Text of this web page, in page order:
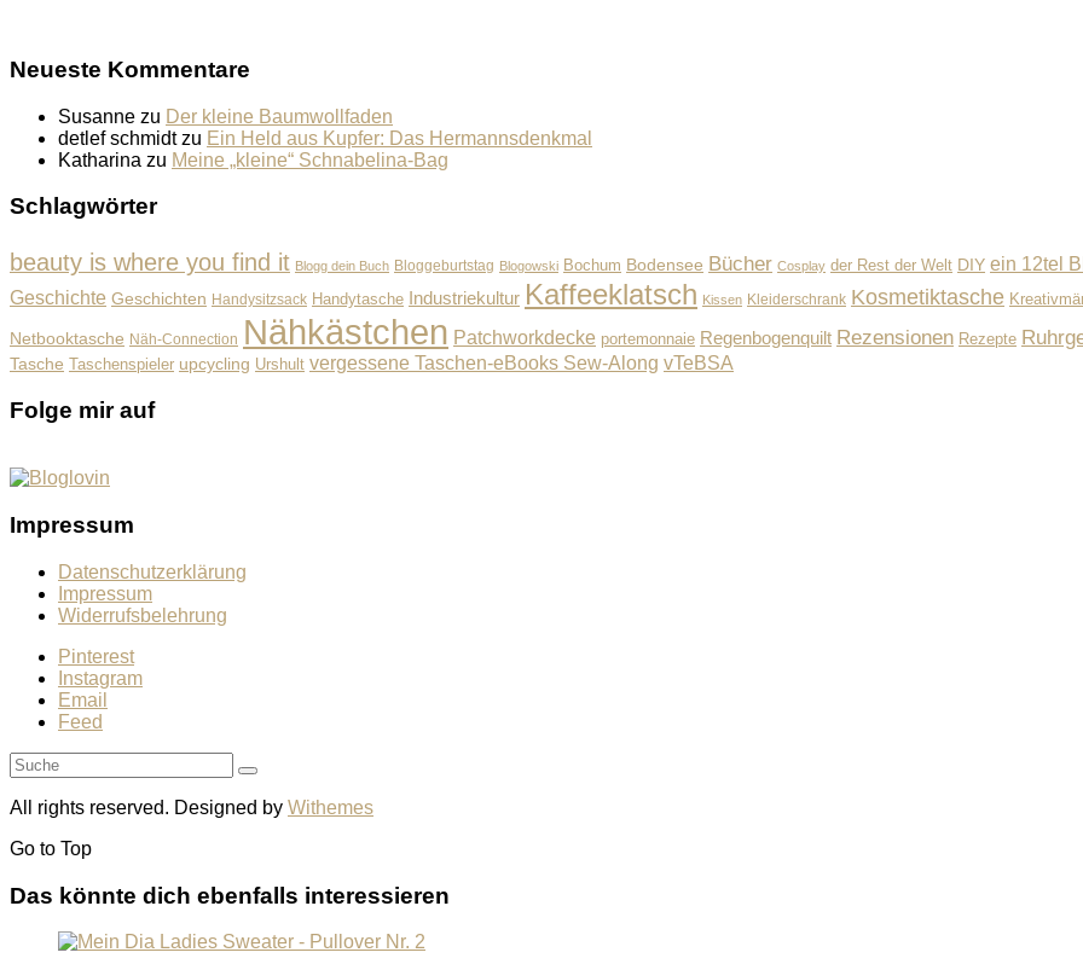
Neueste Kommentare
Susanne zu Der kleine Baumwollfaden
detlef schmidtzu Ein Held aus Kupfer: Das Hermannsdenkmal
Katharina zu Meine „kleine“ Schnabelina-Bag
Schlagwörter
beauty is where you find it Blogg dein Buch Bloggeburtstag Blogowski Bochum Bodensee Bücher Cosplay der Rest der Welt DIY ein 12tel
Geschichte Geschichten Handysitzsack Handytasche Industriekultur Kaffeeklatsch Kissen Kleiderschrank Kosmetiktasche
Netbooktasche Näh-Connection Nähkästchen Patchworkdecke portemonnaie Regenbogenquilt Rezensionen Rezepte
Tasche Taschenspieler upcycling Urshult vergessene Taschen-eBooks Sew-Along vTeBSA
Folge mir auf
Impressum
Datenschutzerklärung
Impressum
Widerrufsbelehrung
Pinterest
Instagram
Email
Feed
All rights reserved. Designed by Withemes
Go to Top
Das könnte dich ebenfalls interessieren